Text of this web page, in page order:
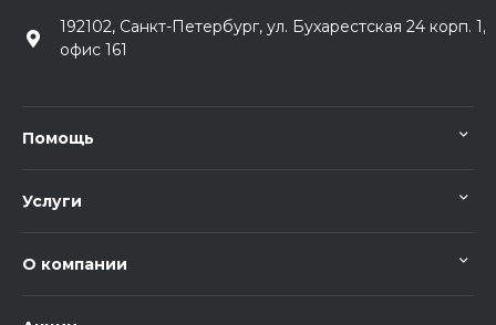
192102, Санкт-Петербург, ул. Бухарестская 24 корп. 1,
офис 161
Помощь
Услуги
О компании